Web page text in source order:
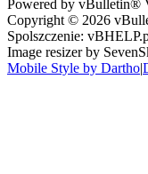
Powered by vBulletin®
Copyright © 2026
Spolszczenie:
Image resizer by
Mobile Style by Dartho|